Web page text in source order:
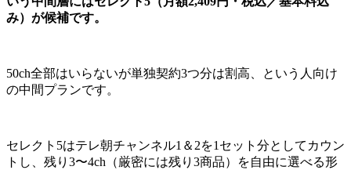
み）が候補です。
50ch全部はいらないが単独契約3つ分は割高、という人向け
の中間プランです。
セレクト5はテレ朝チャンネル1＆2を1セット分としてカウン
トし、残り3〜4ch（厳密には残り3商品）を自由に選べる形